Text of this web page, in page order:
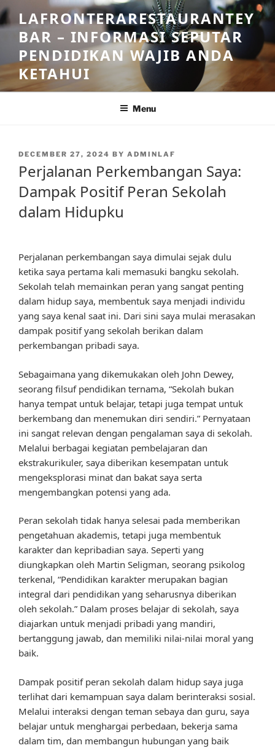
Skip
to
content
LAFRONTERARESTAURANTEY
BAR – INFORMASI SEPUTAR
PENDIDIKAN WAJIB ANDA
KETAHUI
Menu
POSTED
DECEMBER 27, 2024 BY ADMINLAF
Perjalanan Perkembangan Saya:
Dampak Positif Peran Sekolah
dalam Hidupku
Perjalanan perkembangan saya dimulai sejak dulu
ketika saya pertama kali memasuki bangku sekolah.
Sekolah telah memainkan peran yang sangat penting
dalam hidup saya, membentuk saya menjadi individu
yang saya kenal saat ini. Dari sini saya mulai merasakan
dampak positif yang sekolah berikan dalam
perkembangan pribadi saya.
Sebagaimana yang dikemukakan oleh John Dewey,
seorang filsuf pendidikan ternama, “Sekolah bukan
hanya tempat untuk belajar, tetapi juga tempat untuk
berkembang dan menemukan diri sendiri.” Pernyataan
ini sangat relevan dengan pengalaman saya di sekolah.
Melalui berbagai kegiatan pembelajaran dan
ekstrakurikuler, saya diberikan kesempatan untuk
mengeksplorasi minat dan bakat saya serta
mengembangkan potensi yang ada.
Peran sekolah tidak hanya selesai pada memberikan
pengetahuan akademis, tetapi juga membentuk
karakter dan kepribadian saya. Seperti yang
diungkapkan oleh Martin Seligman, seorang psikolog
terkenal, “Pendidikan karakter merupakan bagian
integral dari pendidikan yang seharusnya diberikan
oleh sekolah.” Dalam proses belajar di sekolah, saya
diajarkan untuk menjadi pribadi yang mandiri,
bertanggung jawab, dan memiliki nilai-nilai moral yang
baik.
Dampak positif peran sekolah dalam hidup saya juga
terlihat dari kemampuan saya dalam berinteraksi sosial.
Melalui interaksi dengan teman sebaya dan guru, saya
belajar untuk menghargai perbedaan, bekerja sama
dalam tim, dan membangun hubungan yang baik